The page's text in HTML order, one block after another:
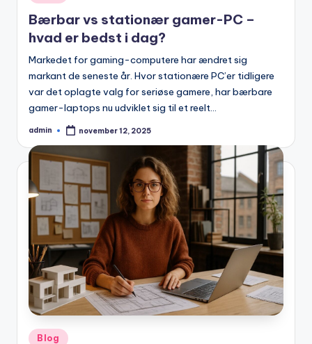
in
Bærbar vs stationær gamer-PC –
hvad er bedst i dag?
Markedet for gaming-computere har ændret sig
markant de seneste år. Hvor stationære PC’er tidligere
var det oplagte valg for seriøse gamere, har bærbare
gamer-laptops nu udviklet sig til et reelt…
Posted
admin november 12, 2025
Posted
Blog